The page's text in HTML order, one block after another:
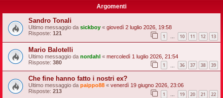
Argomenti
Sandro Tonali
Ultimo messaggio da sickboy « giovedì 2 luglio 2026, 19:58
Risposte: 121 1 … 10 11 12 13
Mario Balotelli
Ultimo messaggio da nordahl « mercoledì 1 luglio 2026, 21:54
Risposte: 380 1 36 37 38 39
Che fine hanno fatto i nostri ex?
Ultimo messaggio da paippo88 « venerdì 19 giugno 2026, 23:06
Risposte: 213 1 … 19 20 21 22